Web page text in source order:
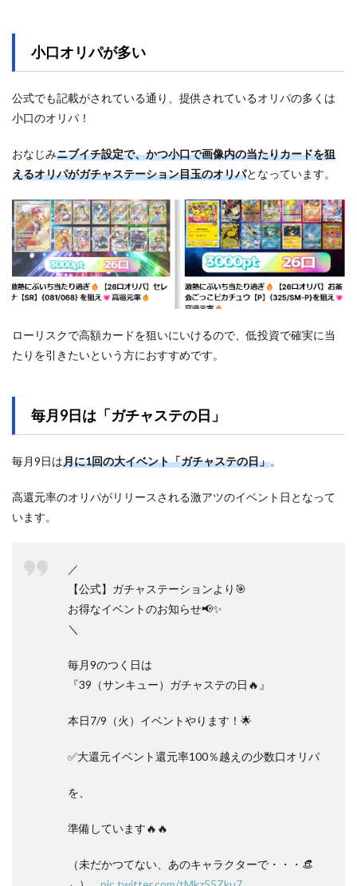
小口オリパが多い
公式でも記載がされている通り、提供されているオリパの多くは
小口のオリパ！
おなじみニブイチ設定で、かつ小口で画像内の当たりカードを狙
えるオリパがガチャステーション目玉のオリパとなっています。
ローリスクで高額カードを狙いにいけるので、低投資で確実に当
たりを引きたいという方におすすめです。
毎月9日は「ガチャステの日」
毎月9日は月に1回の大イベント「ガチャステの日」。
高還元率のオリパがリリースされる激アツのイベント日となって
います。
／
【公式】ガチャステーションより🎯
お得なイベントのお知らせ📢✨
＼
毎月9のつく日は
『39（サンキュー）ガチャステの日🔥』
本日7/9（火）イベントやります！🌟
✅大還元イベント還元率100％越えの少数口オリパ
を、
準備しています🔥🔥
（未だかつてない、あのキャラクターで・・・👒